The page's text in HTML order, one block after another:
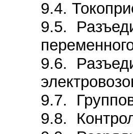
9.4.
9.5.
9.6.
9.7.
9.8.